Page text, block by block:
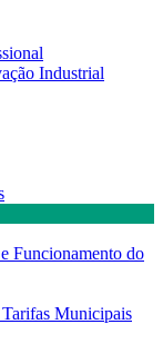
Industrial
Funcionamento do
Municipais